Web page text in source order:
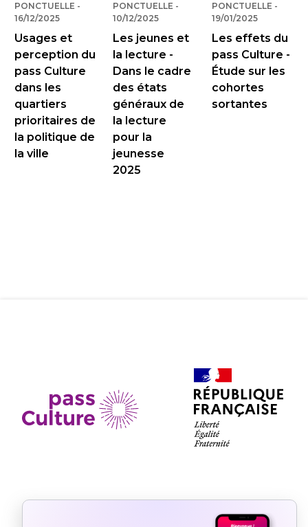
PONCTUELLE- PUBLIÉ LE
16/12/2025
Usages et
perception du
pass Culture
dans les
quartiers
prioritaires de
la politique de
la ville
PONCTUELLE - PUBLIÉ LE
10/12/2025
Les jeunes et
la lecture -
Dans le cadre
des états
généraux de
la lecture
pour la
jeunesse
2025
PONCTUELLE-
19/01/2025
Les effets du
pass Culture -
Étude sur les
cohortes
sortantes